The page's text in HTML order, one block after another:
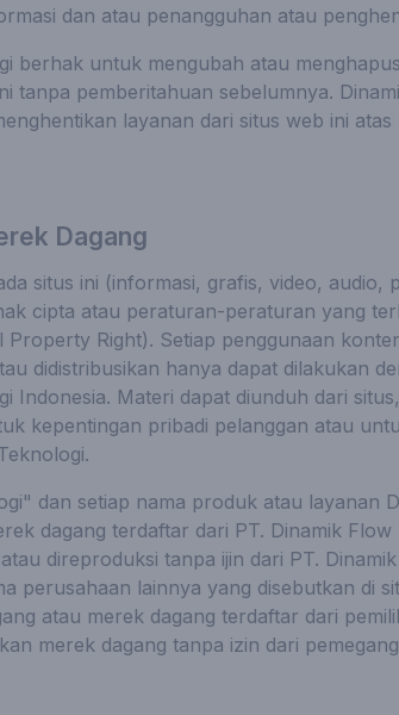
dan atau penangguhan atau
berhak untuk mengubah atau
tanpa pemberitahuan sebelumnya.
layanan dari situs web ini
Dagang
situs ini (informasi, grafis, video, audio,
cipta atau peraturan-peraturan yang
Right). Setiap penggunaan
didistribusikan hanya dapat dilakukan
Indonesia. Materi dapat diunduh dari
kepentingan pribadi pelanggan atau
dan setiap nama produk atau layanan
dagang terdaftar dari PT. Dinamik
direproduksi tanpa ijin dari PT.
perusahaan lainnya yang disebutkan di
atau merek dagang terdaftar dari
merek dagang tanpa izin dari